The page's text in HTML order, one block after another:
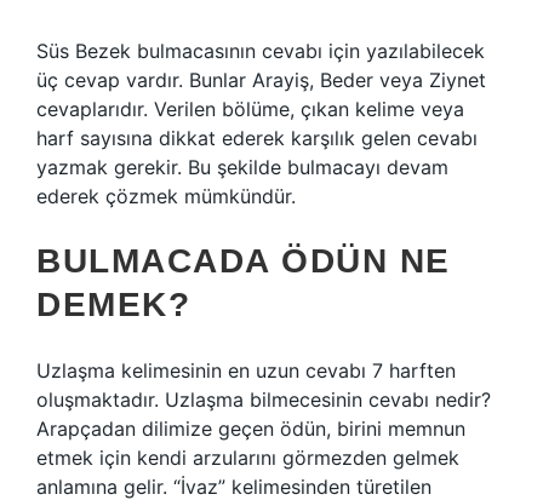
Süs Bezek bulmacasının cevabı için yazılabilecek
üç cevap vardır. Bunlar Arayiş, Beder veya Ziynet
cevaplarıdır. Verilen bölüme, çıkan kelime veya
harf sayısına dikkat ederek karşılık gelen cevabı
yazmak gerekir. Bu şekilde bulmacayı devam
ederek çözmek mümkündür.
BULMACADA ÖDÜN NE
DEMEK?
Uzlaşma kelimesinin en uzun cevabı 7 harften
oluşmaktadır. Uzlaşma bilmecesinin cevabı nedir?
Arapçadan dilimize geçen ödün, birini memnun
etmek için kendi arzularını görmezden gelmek
anlamına gelir. “İvaz” kelimesinden türetilen